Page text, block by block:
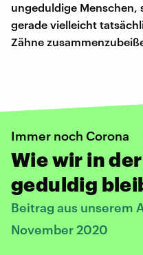
ungeduldige Menschen,
gerade vielleicht
Zähne
Immer noch Corona
Wie wir in
geduldig
Beitrag aus unserem
November 2020